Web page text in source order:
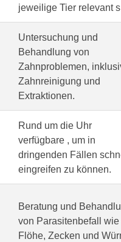
jeweilige Tier relevant
Untersuchung und
Behandlung von
Zahnproblemen,
Zahnreinigung und
Extraktionen.
Rund um die Uhr
verfügbare , um in
dringenden Fällen
eingreifen zu können.
Beratung und
von Parasitenbefall wie
Flöhe, Zecken und